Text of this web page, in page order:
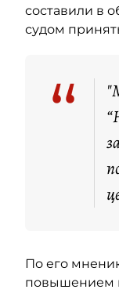
составили в
судом
“
По его
повышением